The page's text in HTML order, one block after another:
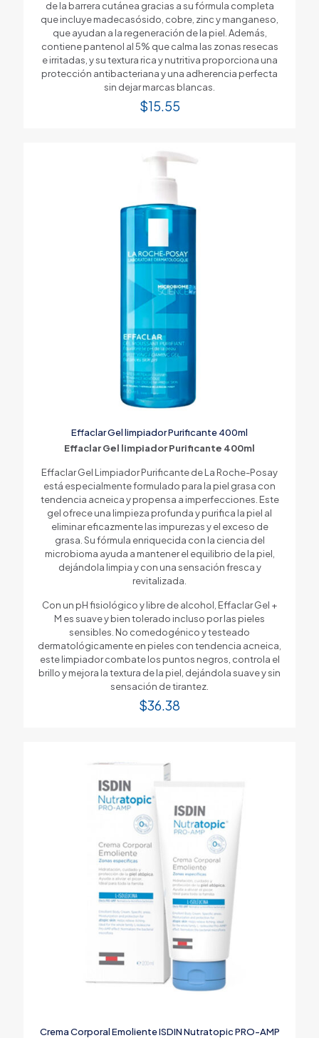
de la barrera cutánea gracias a su fórmula completa
que incluye madecasósido, cobre, zinc y manganeso,
que ayudan a la regeneración de la piel. Además,
contiene pantenol al 5% que calma las zonas resecas
e irritadas, y su textura rica y nutritiva proporciona una
protección antibacteriana y una adherencia perfecta
sin dejar marcas blancas.
$15.55
Effaclar Gel limpiador Purificante 400ml
Effaclar Gel limpiador Purificante 400ml
Effaclar Gel Limpiador Purificante de La Roche-Posay
está especialmente formulado para la piel grasa con
tendencia acneica y propensa a imperfecciones. Este
gel ofrece una limpieza profunda y purifica la piel al
eliminar eficazmente las impurezas y el exceso de
grasa. Su fórmula enriquecida con la ciencia del
microbioma ayuda a mantener el equilibrio de la piel,
dejándola limpia y con una sensación fresca y
revitalizada.
Con un pH fisiológico y libre de alcohol, Effaclar Gel +
M es suave y bien tolerado incluso por las pieles
sensibles. No comedogénico y testeado
dermatológicamente en pieles con tendencia acneica,
este limpiador combate los puntos negros, controla el
brillo y mejora la textura de la piel, dejándola suave y sin
sensación de tirantez.
$36.38
Crema Corporal Emoliente ISDIN Nutratopic PRO-AMP